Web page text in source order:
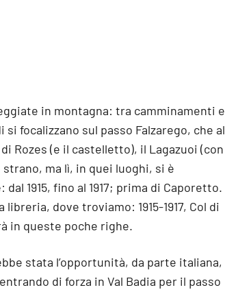
in montagna: tra camminamenti e
focalizzano sul passo Falzarego, che al
Rozes (e il castelletto), il Lagazuoi (con
ma lì, in quei luoghi, si è
1915, fino al 1917; prima di Caporetto.
dove troviamo: 1915-1917, Col di
in queste poche righe.
stata l’opportunità, da parte italiana,
di forza in Val Badia per il passo